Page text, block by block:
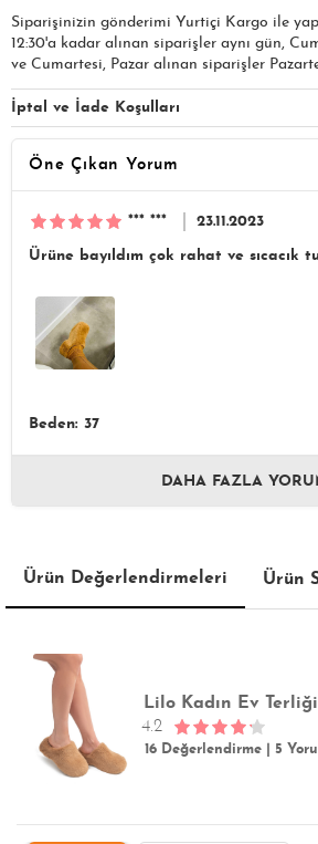
Siparişinizin gönderimi Yurtiçi Kargo ile
12:30'a kadar alınan siparişler aynı gün,
ve Cumartesi, Pazar alınan siparişler
İptal ve İade Koşulları
Öne Çıkan Yorum
*** *** 23.11.2023
Ürüne bayıldım çok rahat ve sıcacık
Beden: 37
DAHA FAZLA
Ürün Değerlendirmeleri Ürün
4.2
16 Değerlendirme 5